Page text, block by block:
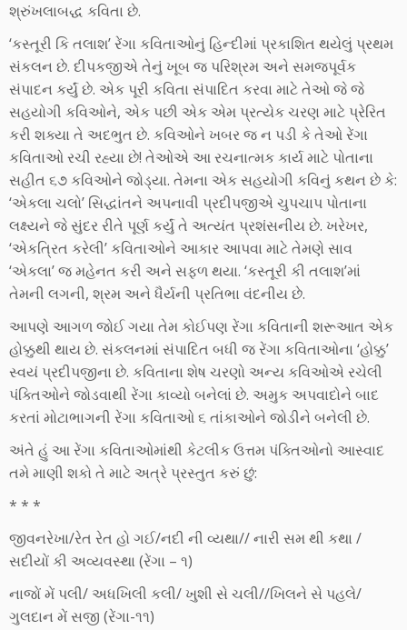
શ્રુંખલાબદ્ધ કવિતા છે.
‘કસ્તૂરી કિ તલાશ’ રેંગા કવિતાઓનું હિન્દીમાં પ્રકાશિત થયેલું પ્રથમ
સંકલન છે. દીપકજીએ તેનું ખૂબ જ પરિશ્રમ અને સમજપૂર્વક
સંપાદન કર્યું છે. એક પૂરી કવિતા સંપાદિત કરવા માટે તેઓ જે જે
સહયોગી કવિઓને, એક પછી એક એમ પ્રત્યેક ચરણ માટે પ્રેરિત
કરી શક્યા તે અદભુત છે. કવિઓને ખબર જ ન પડી કે તેઓ રેંગા
કવિતાઓ રચી રહ્યા છે! તેઓએ આ રચનાત્મક કાર્ય માટે પોતાના
સહીત ૬૭ કવિઓને જોડ્યા. તેમના એક સહયોગી કવિનું કથન છે કે:
‘એકલા ચલો’ સિદ્ધાંતને અપનાવી પ્રદીપજીએ ચુપચાપ પોતાના
લક્ષ્યને જે સુંદર રીતે પૂર્ણ કર્યું તે અત્યંત પ્રશંસનીય છે. ખરેખર,
‘એકત્રિત કરેલી’ કવિતાઓને આકાર આપવા માટે તેમણે સાવ
‘એકલા’ જ મહેનત કરી અને સફળ થયા. ‘કસ્તૂરી કી તલાશ’માં
તેમની લગની, શ્રમ અને ધૈર્યની પ્રતિભા વંદનીય છે.
આપણે આગળ જોઈ ગયા તેમ કોઈપણ રેંગા કવિતાની શરૂઆત એક
હોક્કુથી થાય છે. સંકલનમાં સંપાદિત બધી જ રેંગા કવિતાઓના ‘હોક્કુ’
સ્વયં પ્રદીપજીના છે. કવિતાના શેષ ચરણો અન્ય કવિઓએ રચેલી
પંક્તિઓને જોડવાથી રેંગા કાવ્યો બનેલાં છે. અમુક અપવાદોને બાદ
કરતાં મોટાભાગની રેંગા કવિતાઓ ૬ તાંકાઓને જોડીને બનેલી છે.
અંતે હું આ રેંગા કવિતાઓમાંથી કેટલીક ઉત્તમ પંક્તિઓનો આસ્વાદ
તમે માણી શકો તે માટે અત્રે પ્રસ્તુત કરું છું:
* * *
જીવનરેખા/રેત રેત હો ગઈ/નદી ની વ્યથા// નારી સમ થી કથા /
સદીયોં કી અવ્યવસ્થા (રેંગા – ૧)
નાજોં મેં પલી/ અધખિલી કલી/ ખુશી સે ચલી//ખિલને સે પહલે/
ગુલદાન મેં સજી (રેંગા-૧૧)